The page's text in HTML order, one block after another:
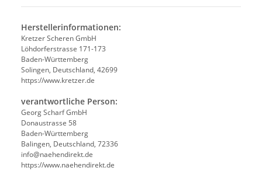
Herstellerinformationen:
Kretzer Scheren GmbH
Löhdorferstrasse 171-173
Baden-Württemberg
Solingen, Deutschland, 42699
https://www.kretzer.de
verantwortliche Person:
Georg Scharf GmbH
Donaustrasse 58
Baden-Württemberg
Balingen, Deutschland, 72336
info@naehendirekt.de
https://www.naehendirekt.de